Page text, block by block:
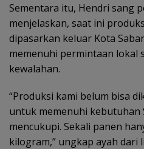
Sementara itu, Hendri sang
menjelaskan, saat ini
dipasarkan keluar Kota
memenuhi permintaan lokal
kewalahan.
“Produksi kami belum bisa
untuk memenuhi kebutuhan
mencukupi. Sekali panen
kilogram,” ungkap ayah dari